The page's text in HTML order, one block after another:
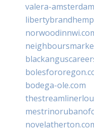
valera-
bodega-ole.com